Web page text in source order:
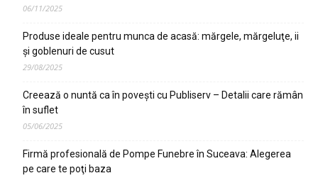
06/11/2025
Produse ideale pentru munca de acasă: mărgele, mărgeluţe, ii
şi goblenuri de cusut
29/08/2025
Creează o nuntă ca în poveşti cu Publiserv – Detalii care rămân
în suflet
05/06/2025
Firmă profesională de Pompe Funebre în Suceava: Alegerea
pe care te poţi baza